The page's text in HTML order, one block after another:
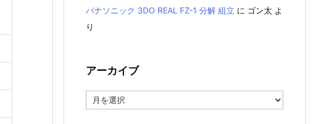
パナソニック 3DO REAL FZ-1 分解 組立 に ゴン太 よ
り
アーカイブ
ー